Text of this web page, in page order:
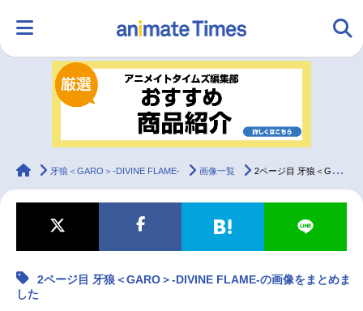
ランキング アニメ
ラジオ
マンガ・ラノベ ゲーム・アプリ 音楽 コスプレ
2.5次元 配信・Vtuber 無料マンガ
animateTimes
牙狼＜GARO＞-DIVINE FLAME- 画像一覧 2ページ目 牙狼＜GARO＞-DIVINE FLAME-の画像をまとめました
2ページ目 牙狼＜GARO＞-DIVINE FLAME-の画像をまとめま
した